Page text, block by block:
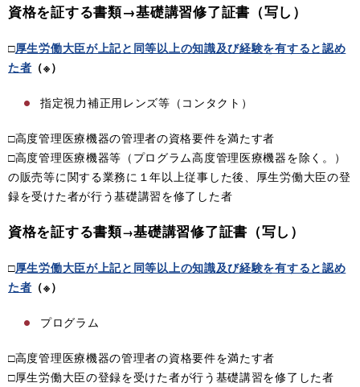
資格を証する書類→基礎講習修了証書（写し）
□厚生労働大臣が上記と同等以上の知識及び経験を有すると認め
た者 （※）
指定視力補正用レンズ等（コンタクト）
□高度管理医療機器の管理者の資格要件を満たす者
□高度管理医療機器等（プログラム高度管理医療機器を除く。）
の販売等に関する業務に１年以上従事した後、厚生労働大臣の登
録を受けた者が行う基礎講習を修了した者
資格を証する書類→基礎講習修了証書（写し）
□厚生労働大臣が上記と同等以上の知識及び経験を有すると認め
た者 （※）
プログラム
□高度管理医療機器の管理者の資格要件を満たす者
□厚生労働大臣の登録を受けた者が行う基礎講習を修了した者